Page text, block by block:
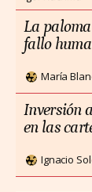
La
fallo
María
Inversión
en las
Ignacio